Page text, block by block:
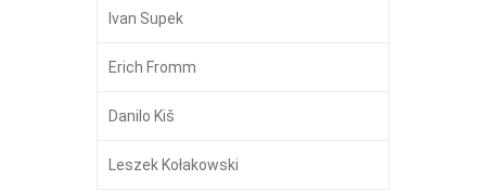
Ivan Supek
Erich Fromm
Danilo Kiš
Leszek Kołakowski